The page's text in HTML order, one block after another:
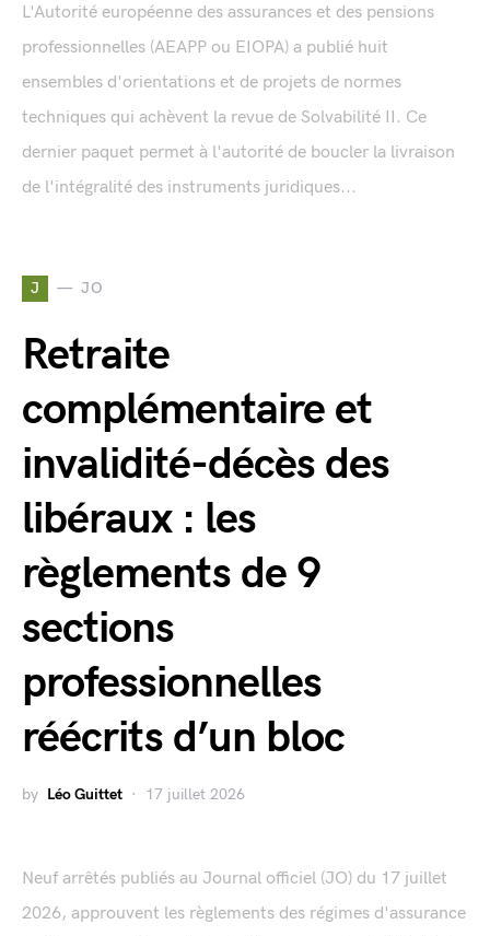
L'Autorité européenne des assurances et des pensions
professionnelles (AEAPP ou EIOPA) a publié huit
ensembles d'orientations et de projets de normes
techniques qui achèvent la revue de Solvabilité II. Ce
dernier paquet permet à l'autorité de boucler la livraison
de l'intégralité des instruments juridiques...
J JO
Retraite
complémentaire et
invalidité-décès des
libéraux : les
règlements de 9
sections
professionnelles
réécrits d’un bloc
by Léo Guittet 17 juillet 2026
Neuf arrêtés publiés au Journal officiel (JO) du 17 juillet
2026, approuvent les règlements des régimes d'assurance